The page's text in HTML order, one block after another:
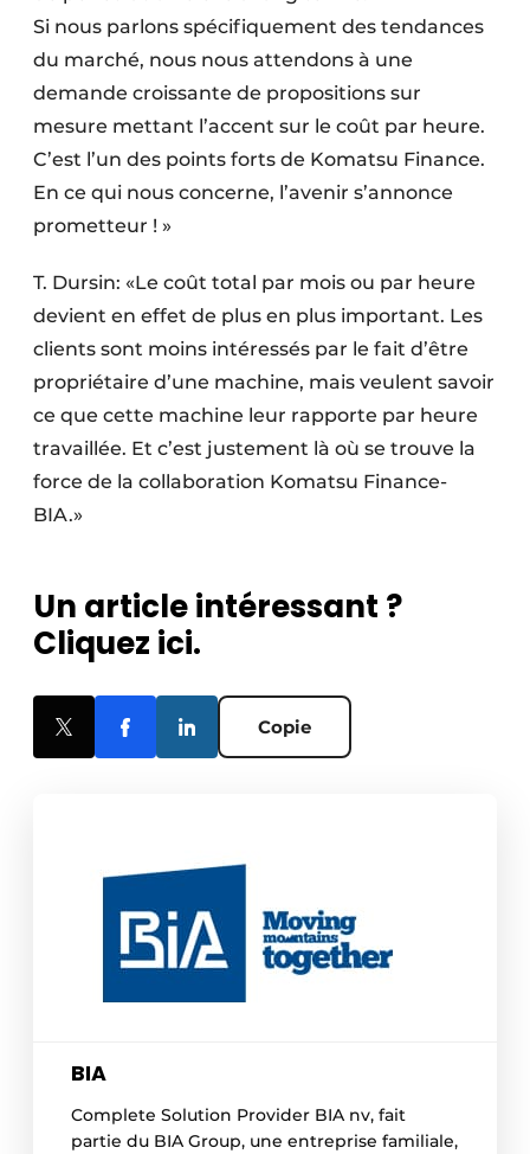
Si nous parlons spécifiquement des tendances
du marché, nous nous attendons à une
demande croissante de propositions sur
mesure mettant l’accent sur le coût par heure.
C’est l’un des points forts de Komatsu Finance.
En ce qui nous concerne, l’avenir s’annonce
prometteur ! »
T. Dursin: «Le coût total par mois ou par heure
devient en effet de plus en plus important. Les
clients sont moins intéressés par le fait d’être
propriétaire d’une machine, mais veulent savoir
ce que cette machine leur rapporte par heure
travaillée. Et c’est justement là où se trouve la
force de la collaboration Komatsu Finance-
BIA.»
Un article intéressant ?
Cliquez ici.
Copie
BIA
Complete Solution Provider BIA nv, fait
partie du BIA Group, une entreprise familiale,